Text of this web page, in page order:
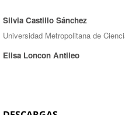
Autores/as
Silvia Castillo Sánchez
Universidad Metropolitana de
Elisa Loncon Antileo